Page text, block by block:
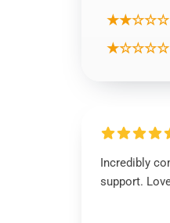
★★☆☆☆
★☆☆☆☆
Incredibly
support.